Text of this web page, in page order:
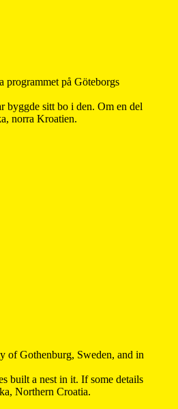
programmet på Göteborgs
byggde sitt bo i den. Om en del
norra Kroatien.
of Gothenburg, Sweden, and in
built a nest in it. If some details
Northern Croatia.